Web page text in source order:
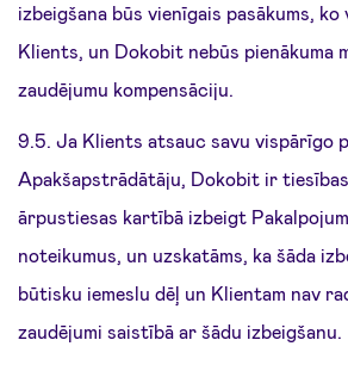
izbeigšana būs vienīgais pasākums,
Klients, un Dokobit nebūs pienākuma
zaudējumu kompensāciju.
9.5. Ja Klients atsauc savu vispārīgo
Apakšapstrādātāju, Dokobit ir tiesības
ārpustiesas kartībā izbeigt
noteikumus, un uzskatāms, ka šāda
būtisku iemeslu dēļ un Klientam nav
zaudējumi saistībā ar šādu izbeigšanu.